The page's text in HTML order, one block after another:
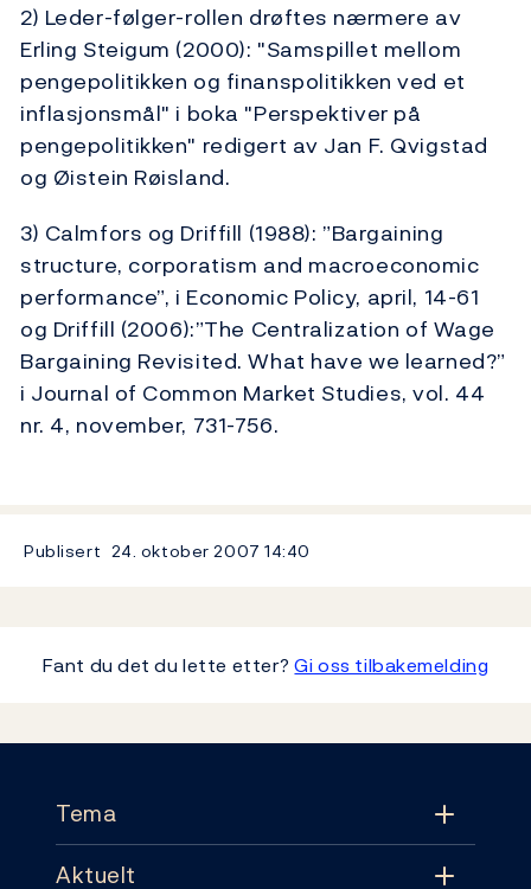
2) Leder-følger-rollen drøftes nærmere av
Erling Steigum (2000): "Samspillet mellom
pengepolitikken og finanspolitikken ved et
inflasjonsmål" i boka "Perspektiver på
pengepolitikken" redigert av Jan F. Qvigstad
og Øistein Røisland.
3) Calmfors og Driffill (1988): ”Bargaining
structure, corporatism and macroeconomic
performance”, i Economic Policy, april, 14-61
og Driffill (2006):”The Centralization of Wage
Bargaining Revisited. What have we learned?”
i Journal of Common Market Studies, vol. 44
nr. 4, november, 731-756.
Publisert 24. oktober 200714:40
Fant du det du lette etter?Gi oss tilbakemelding
Tema
Tema
Aktuelt